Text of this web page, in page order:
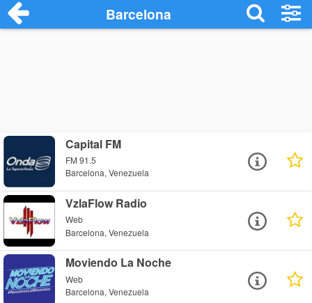
Barcelona
Capital FM
FM 91.5
Barcelona, Venezuela
VzlaFlow Radio
Web
Barcelona, Venezuela
Moviendo La Noche
Web
Barcelona, Venezuela